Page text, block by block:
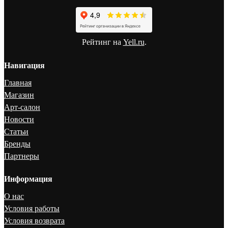
Рейтинг на Yell.ru.
Навигация
Главная
Магазин
Арт-салон
Новости
Статьи
Бренды
Партнеры
Информация
О нас
Условия работы
Условия возврата